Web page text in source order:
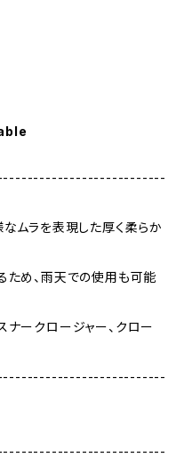
なムラを表現した厚く柔らか
ため、雨天での使用も可能
ナークロージャー、クロー